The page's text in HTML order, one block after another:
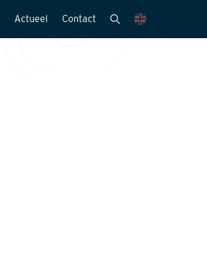
Actueel Contact